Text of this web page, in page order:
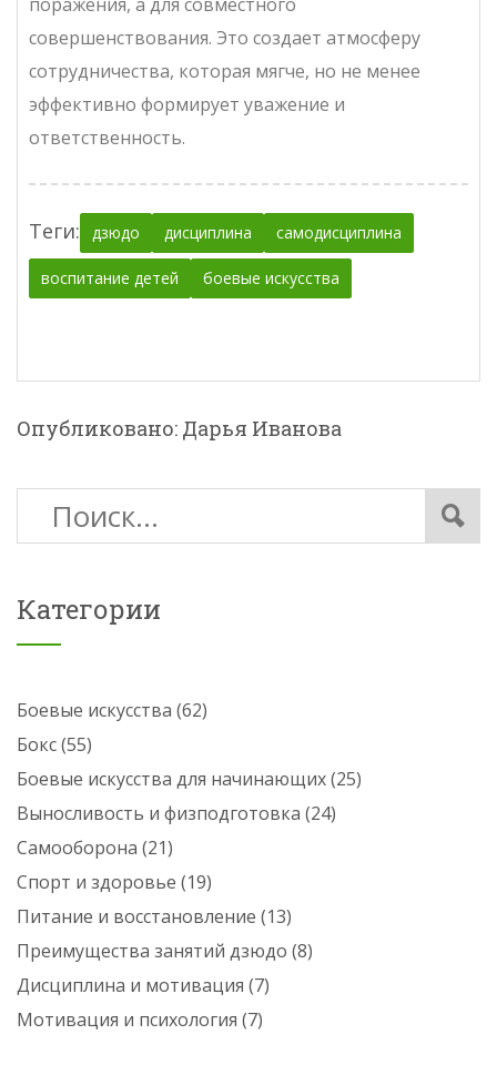
совершенствования. Это создает атмосферу
сотрудничества, которая мягче, но не менее
эффективно формирует уважение и
ответственность.
Теги: дзюдо дисциплина самодисциплина
воспитание детей боевые искусства
Опубликовано: Дарья Иванова
Категории
Боевые искусства (62)
Бокс(55)
Боевые искусства для начинающих(25)
Выносливость и физподготовка (24)
Самооборона (21)
Спорт и здоровье (19)
Питание и восстановление (13)
Преимущества занятий дзюдо (8)
Дисциплина и мотивация (7)
Мотивация и психология (7)